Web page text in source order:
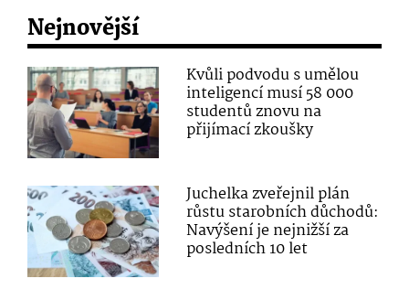
Nejnovější
Kvůli podvodu s umělou
inteligencí musí 58 000
studentů znovu na
přijímací zkoušky
Juchelka zveřejnil plán
růstu starobních důchodů:
Navýšení je nejnižší za
posledních 10 let